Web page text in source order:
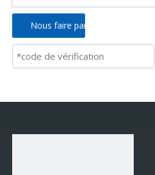
Nous faire parvenir